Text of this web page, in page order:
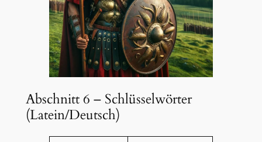
Abschnitt 6 – Schlüsselwörter
(Latein/Deutsch)